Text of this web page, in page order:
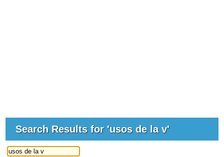
Search Results for 'usos de la v'